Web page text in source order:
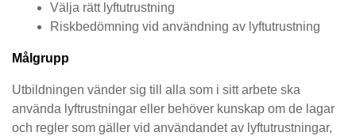
Välja rätt lyftutrustning
Riskbedömning vid användning av lyftutrustning
Målgrupp
Utbildningen vänder sig till alla som i sitt arbete ska
använda lyftrustningar eller behöver kunskap om de lagar
och regler som gäller vid användandet av lyftutrustningar,